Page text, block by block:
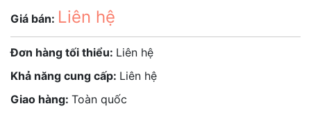
Giá bán: Liên hệ
Đơn hàng tối thiểu: Liên hệ
Khả năng cung cấp: Liên hệ
Giao hàng: Toàn quốc